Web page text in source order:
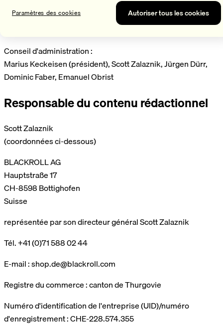
Membres de la direction :
Conseil d'administration :
Marius Keckeisen (président), Scott Zalaznik, Jürgen Dürr,
Dominic Faber, Emanuel Obrist
Responsable du contenu rédactionnel
Scott Zalaznik
(coordonnées ci-dessous)
BLACKROLL AG
Hauptstraße 17
CH-8598 Bottighofen
Suisse
représentée par son directeur général Scott Zalaznik
Tél. +41 (0)71 588 02 44
E-mail :shop.de@blackroll.com
Registre du commerce : canton de Thurgovie
Numéro d'identification de l'entreprise (UID)/numéro
d'enregistrement : CHE-228.574.355
Autoriser tous les cookies
Paramètres des cookies